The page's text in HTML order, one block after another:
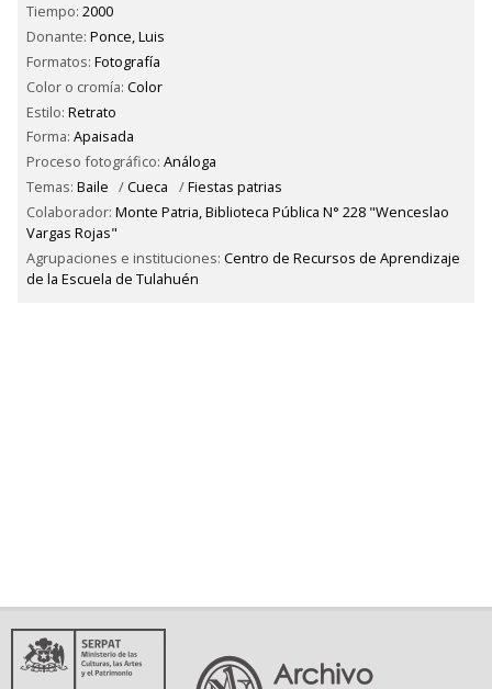
Tiempo: 2000
Donante: Ponce, Luis
Formatos: Fotografía
Color o cromía: Color
Estilo: Retrato
Forma: Apaisada
Proceso fotográfico: Análoga
Temas: Baile /Cueca /Fiestas patrias
Colaborador: Monte Patria, Biblioteca Pública N° 228 "Wenceslao
Vargas Rojas"
Agrupaciones e instituciones: Centro de Recursos de Aprendizaje
de la Escuela de Tulahuén